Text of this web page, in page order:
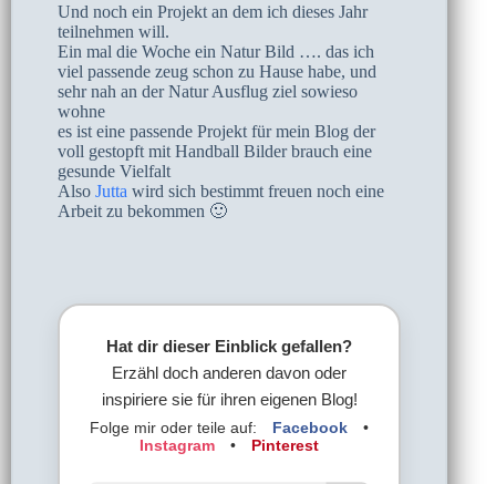
Und noch ein Projekt an dem ich dieses Jahr
teilnehmen will.
Ein mal die Woche ein Natur Bild …. das ich
viel passende zeug schon zu Hause habe, und
sehr nah an der Natur Ausflug ziel sowieso
wohne
es ist eine passende Projekt für mein Blog der
voll gestopft mit Handball Bilder brauch eine
gesunde Vielfalt
Also Jutta wird sich bestimmt freuen noch eine
Arbeit zu bekommen 🙂
Hat dir dieser Einblick gefallen?
Erzähl doch anderen davon oder
inspiriere sie für ihren eigenen Blog!
Folge mir oder teile auf: Facebook
•
Instagram
• Pinterest